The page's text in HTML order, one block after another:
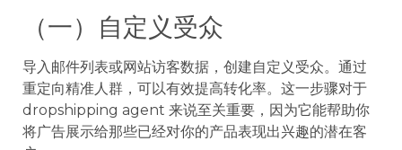
（一）自定义受众
导入邮件列表或网站访客数据，创建自定义受众。通过
重定向精准人群，可以有效提高转化率。这一步骤对于
dropshipping agent 来说至关重要，因为它能帮助你
将广告展示给那些已经对你的产品表现出兴趣的潜在客